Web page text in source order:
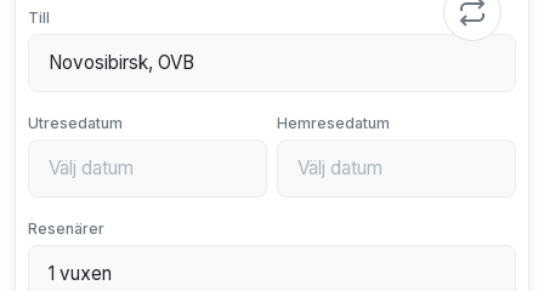
Till
Utresedatum Hemresedatum
Resenärer